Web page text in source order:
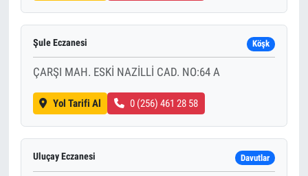
Şule Eczanesi Köşk
ÇARŞI MAH. ESKİ NAZİLLİ CAD. NO:64 A
Yol Tarifi Al 0 (256) 461 28 58
Uluçay Eczanesi Davutlar